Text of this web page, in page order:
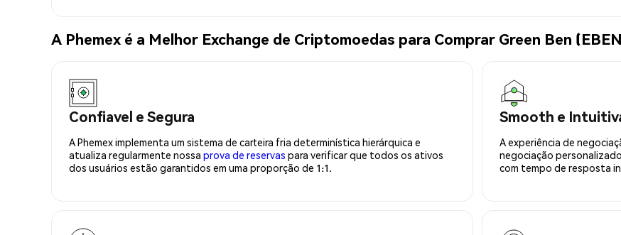
A Phemex é a Melhor Exchange de Criptomoedas para Comprar Green Ben
Confiavel e Segura
A Phemex implementa um sistema de carteira fria determinística hierárquica e
atualiza regularmente nossa prova de reservas para verificar que todos os ativos
dos usuários estão garantidos em uma proporção de 1:1.
Smooth e
A experiência de
negociação
com tempo de resposta